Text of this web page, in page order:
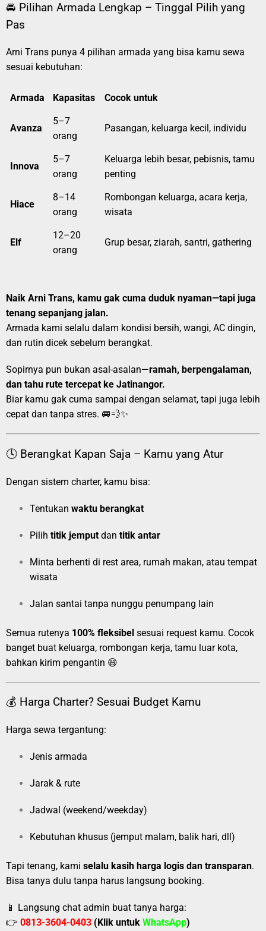
🚘 Pilihan Armada Lengkap – Tinggal Pilih yang
Pas
Arni Trans punya 4 pilihan armada yang bisa kamu sewa
sesuai kebutuhan:
Armada Kapasitas Cocok untuk
Avanza
5–7
orang
Pasangan, keluarga kecil, individu
Innova
5–7
orang
Keluarga lebih besar, pebisnis, tamu
penting
Hiace
8–14
orang
Rombongan keluarga, acara kerja,
wisata
Elf
12–20
orang
Grup besar, ziarah, santri, gathering
Naik Arni Trans, kamu gak cuma duduk nyaman—tapi juga
tenang sepanjang jalan.
Armada kami selalu dalam kondisi bersih, wangi, AC dingin,
dan rutin dicek sebelum berangkat.
Sopirnya pun bukan asal-asalan—ramah, berpengalaman,
dan tahu rute tercepat ke Jatinangor.
Biar kamu gak cuma sampai dengan selamat, tapi juga lebih
cepat dan tanpa stres. 🚐💨✨
🕓 Berangkat Kapan Saja – Kamu yang Atur
Dengan sistem charter, kamu bisa:
Tentukan waktu berangkat
Pilih titik jemput dan titik antar
Minta berhenti di rest area, rumah makan, atau tempat
wisata
Jalan santai tanpa nunggu penumpang lain
Semua rutenya 100% fleksibel sesuai request kamu. Cocok
banget buat keluarga, rombongan kerja, tamu luar kota,
bahkan kirim pengantin 😄
💰 Harga Charter? Sesuai Budget Kamu
Harga sewa tergantung:
Jenis armada
Jarak & rute
Jadwal (weekend/weekday)
Kebutuhan khusus (jemput malam, balik hari, dll)
Tapi tenang, kami selalu kasih harga logis dan transparan.
Bisa tanya dulu tanpa harus langsung booking.
📱 Langsung chat admin buat tanya harga:
👉 0813-3604-0403 (Klik untuk WhatsApp)